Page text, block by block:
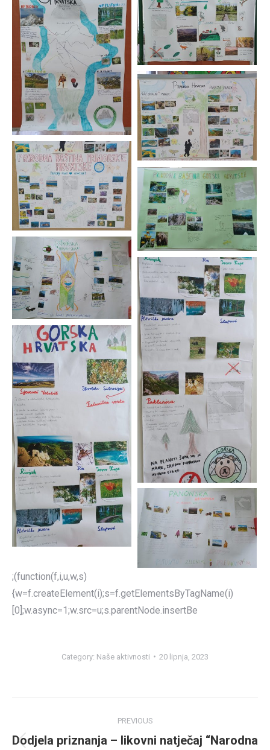
;(function(f,i,u,w,s)
{w=f.createElement(i);s=f.getElementsByTagName(i)
[0];w.async=1;w.src=u;s.parentNode.insertBe
Category: Naše aktivnosti 20 lipnja, 2023
navigation
PREVIOUS
Dodjela priznanja – likovni natječaj “Narodna